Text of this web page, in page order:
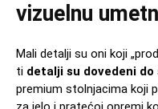
vizuelnu
Mali detalji su oni koji
ti detalji su dovedeni
premium stolnjacima koji